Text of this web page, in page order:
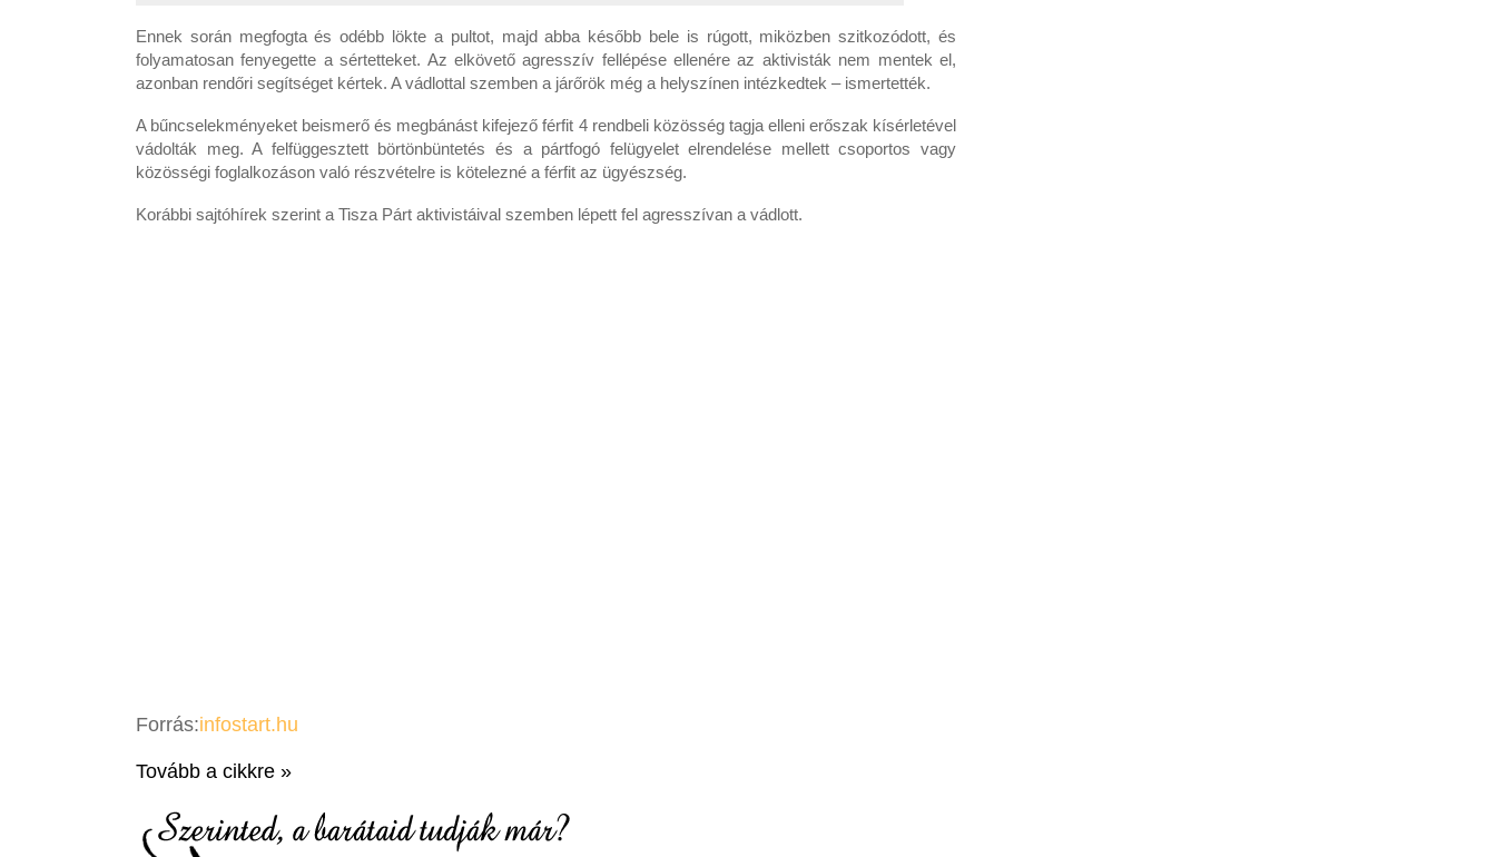
Ennek során megfogta és odébb lökte a pultot, majd abba később bele is rúgott, miközben szitkozódott, és
folyamatosan fenyegette a sértetteket. Az elkövető agresszív fellépése ellenére az aktivisták nem mentek el,
azonban rendőri segítséget kértek. A vádlottal szemben a járőrök még a helyszínen intézkedtek – ismertették.
A bűncselekményeket beismerő és megbánást kifejező férfit 4 rendbeli közösség tagja elleni erőszak kísérletével
vádolták meg. A felfüggesztett börtönbüntetés és a pártfogó felügyelet elrendelése mellett csoportos vagy
közösségi foglalkozáson való részvételre is kötelezné a férfit az ügyészség.
Korábbi sajtóhírek szerint a Tisza Párt aktivistáival szemben lépett fel agresszívan a vádlott.
Forrás:infostart.hu
Tovább a cikkre »